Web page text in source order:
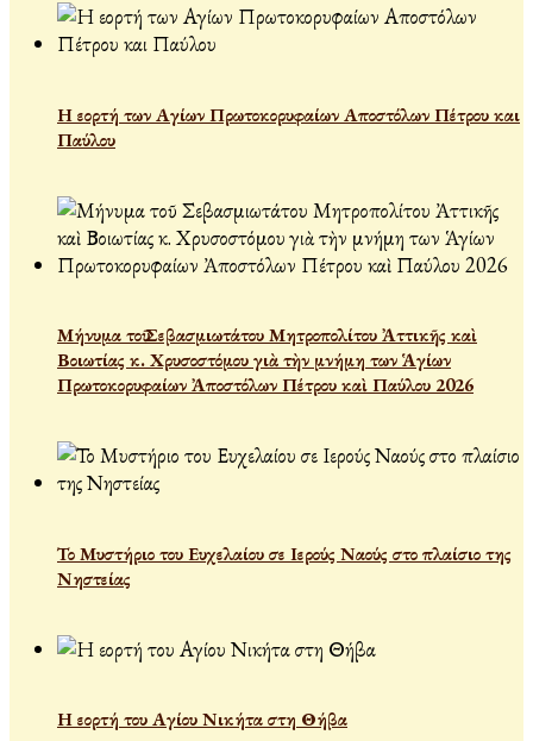
Η εορτή των Αγίων Πρωτοκορυφαίων Αποστόλων Πέτρου και
Παύλου
Μήνυμα τοῦ Σεβασμιωτάτου Μητροπολίτου Ἀττικῆς καὶ
Βοιωτίας κ. Χρυσοστόμου γιὰ τὴν μνήμη των Ἁγίων
Πρωτοκορυφαίων Ἀποστόλων Πέτρου καὶ Παύλου 2026
Το Μυστήριο του Ευχελαίου σε Ιερούς Ναούς στο πλαίσιο της
Νηστείας
Η εορτή του Αγίου Νικήτα στη Θήβα